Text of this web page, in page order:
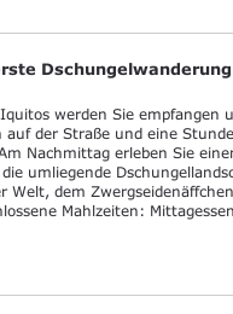
Dschungelwanderung
werden Sie empfangen
auf der Straße und eine
Nachmittag erleben Sie
umliegende
Welt, dem
Mahlzeiten: